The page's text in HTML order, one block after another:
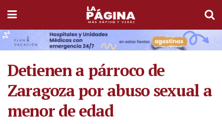
Detienen a párroco de
Zaragoza por abuso sexual a
menor de edad